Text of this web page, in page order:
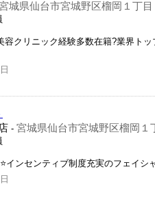
城県仙台市宮城野区榴岡１丁
容クリニック経験多数在籍?業界ト
- 宮城県仙台市宮城野区榴岡１
インセンティブ制度充実のフェイ